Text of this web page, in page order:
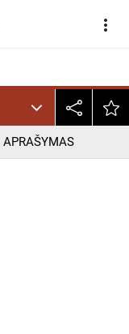
more_vert
APRAŠYMAS